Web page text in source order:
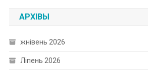
АРХІВЫ
жнівень 2026
Ліпень 2026